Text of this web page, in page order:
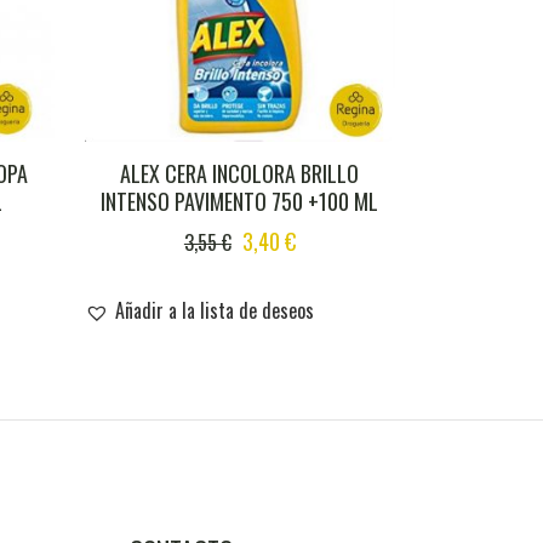
ALEX CERA INCOLORA BRILLO
INTENSO PAVIMENTO 750 +100 ML
3,55€ ORIGINAL
WAS:
3,55 €.
3,40€CURRENT
3,40 €.
Añadir a la lista de deseos